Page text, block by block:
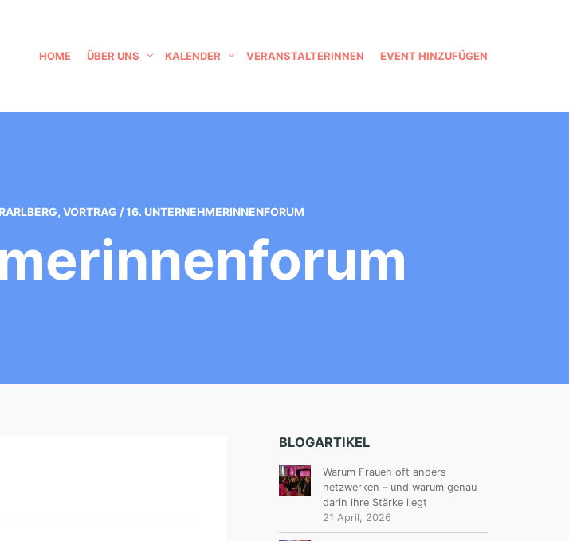
HOME ÜBER UNS KALENDER VERANSTALTERINNEN EVENT HINZUFÜGEN
, VORTRAG /16. UNTERNEHMERINNENFORUM
BLOGARTIKEL
Warum Frauen oft anders
netzwerken – und warum genau
darin ihre Stärke liegt
21 April, 2026